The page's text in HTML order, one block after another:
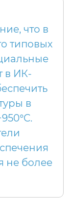
что в
типовых
в ИК-
в
не более